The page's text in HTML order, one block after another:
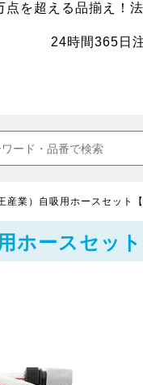
点を超える品揃え！
24時間365日
産業）自吸用ホースセット【
ホースセット